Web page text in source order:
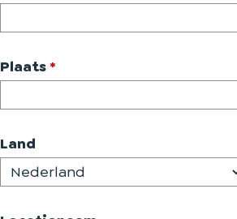
Plaats *
r
l
i
Land